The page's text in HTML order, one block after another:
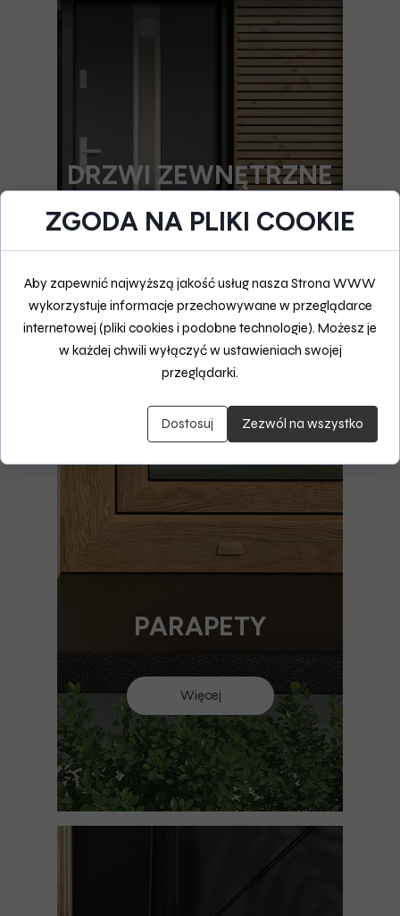
Więcej
PARAPETY
Więcej
DRZWI ZEWNĘTRZNE
ZGODA NA PLIKI COOKIE
Aby zapewnić najwyższą jakość usług nasza Strona WWW
wykorzystuje informacje przechowywane w przeglądarce
internetowej (pliki cookies i podobne technologie). Możesz je
w każdej chwili wyłączyć w ustawieniach swojej
przeglądarki.
Dostosuj Zezwól na wszystko